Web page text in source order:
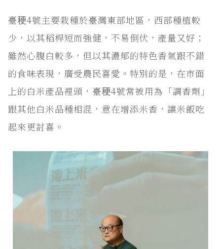
臺稉4號主要栽種於臺灣東部地區，西部種植較
少，以其稻桿短而強健，不易倒伏，產量又好；
雖然心腹白較多，但以其濃郁的特色香氣跟不錯
的食味表現，廣受農民喜愛。特別的是，在市面
上的白米產品裡頭，臺稉4號常被用為「調香劑」
跟其他白米品種相混，意在增添米香，讓米飯吃
起來更討喜。